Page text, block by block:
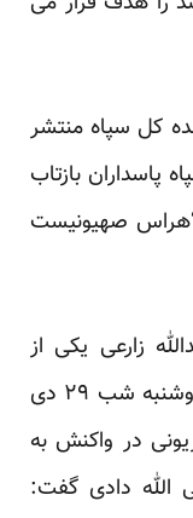
کل سپاه منتشر
پاسداران بازتاب
“هراس صهیونیست
زارعی یکی از
اعضای اداره سیاسی سپاه پاسداران دوشنبه شب ۲۹ دی
در واکنش به
الله دادی گفت: